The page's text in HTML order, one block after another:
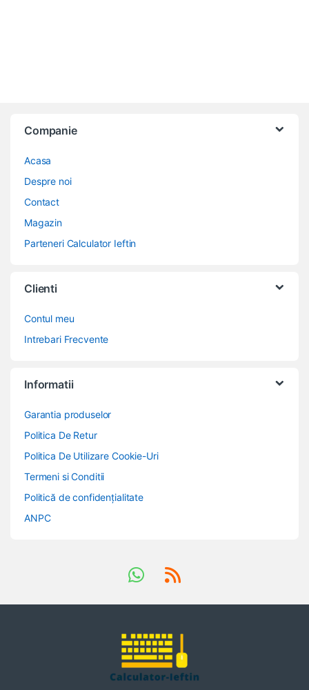
Companie
Acasa
Despre noi
Contact
Magazin
Parteneri Calculator Ieftin
Clienti
Contul meu
Intrebari Frecvente
Informatii
Garantia produselor
Politica De Retur
Politica De Utilizare Cookie-Uri
Termeni si Conditii
Politică de confidențialitate
ANPC